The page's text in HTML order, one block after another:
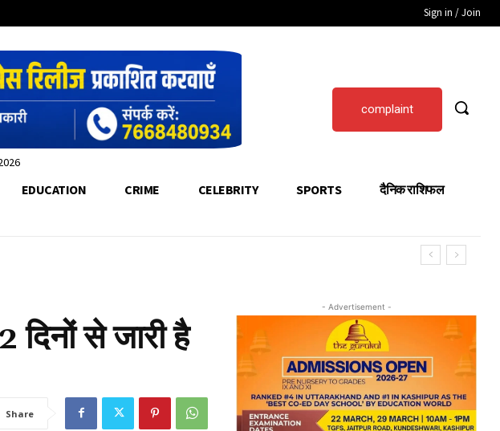
Sign in / Join
complaint
EDUCATION CRIME CELEBRITY SPORTS दैनिक राशिफल
से जारी है
Share
- Advertisement -